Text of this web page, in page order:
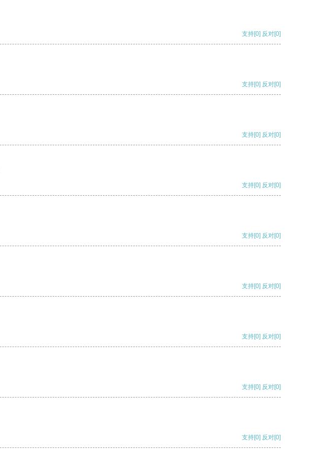
支持[0] 反对[0]
支持[0] 反对[0]
支持[0] 反对[0]
支持[0] 反对[0]
支持[0] 反对[0]
支持[0] 反对[0]
支持[0] 反对[0]
支持[0] 反对[0]
支持[0] 反对[0]